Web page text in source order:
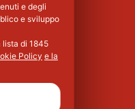
e degli
e sviluppo
lista di 1845
Policy e la